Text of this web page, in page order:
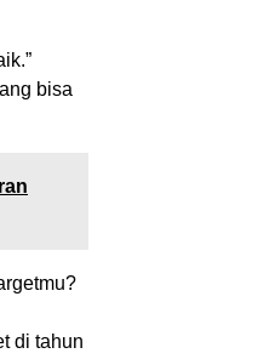
bisa
di tahun